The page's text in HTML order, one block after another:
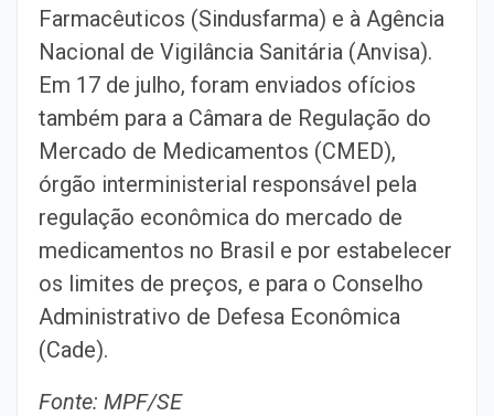
Farmacêuticos (Sindusfarma) e à Agência
Nacional de Vigilância Sanitária (Anvisa).
Em 17 de julho, foram enviados ofícios
também para a Câmara de Regulação do
Mercado de Medicamentos (CMED),
órgão interministerial responsável pela
regulação econômica do mercado de
medicamentos no Brasil e por estabelecer
os limites de preços, e para o Conselho
Administrativo de Defesa Econômica
(Cade).
Fonte: MPF/SE